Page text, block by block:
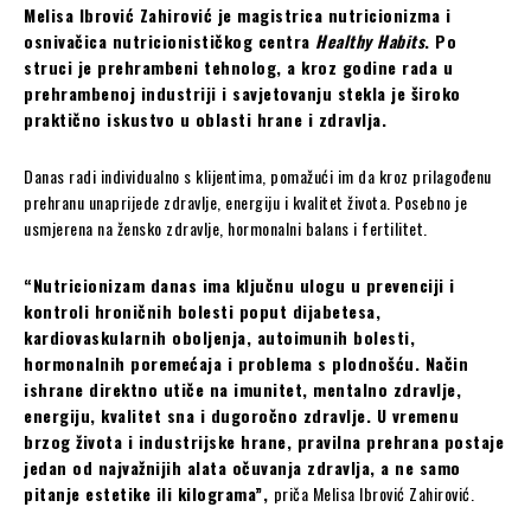
Melisa Ibrović Zahirović je magistrica nutricionizma i
osnivačica nutricionističkog centra Healthy Habits. Po
struci je prehrambeni tehnolog, a kroz godine rada u
prehrambenoj industriji i savjetovanju stekla je široko
praktično iskustvo u oblasti hrane i zdravlja.
Danas radi individualno s klijentima, pomažući im da kroz prilagođenu
prehranu unaprijede zdravlje, energiju i kvalitet života. Posebno je
usmjerena na žensko zdravlje, hormonalni balans i fertilitet.
“Nutricionizam danas ima ključnu ulogu u prevenciji i
kontroli hroničnih bolesti poput dijabetesa,
kardiovaskularnih oboljenja, autoimunih bolesti,
hormonalnih poremećaja i problema s plodnošću. Način
ishrane direktno utiče na imunitet, mentalno zdravlje,
energiju, kvalitet sna i dugoročno zdravlje. U vremenu
brzog života i industrijske hrane, pravilna prehrana postaje
jedan od najvažnijih alata očuvanja zdravlja, a ne samo
pitanje estetike ili kilograma”, priča Melisa Ibrović Zahirović.